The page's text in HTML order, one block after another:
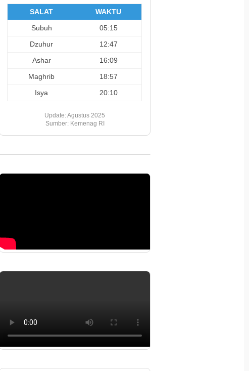
SALAT
WAKTU
Subuh
05:15
Dzuhur
12:47
Ashar
16:09
Maghrib
18:57
Isya
20:10
Update: Agustus 2025
Sumber: Kemenag RI